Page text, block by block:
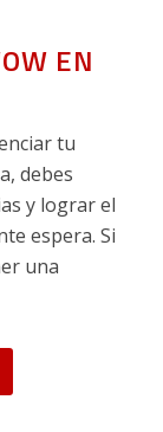
EN
tu
debes
y lograr el
espera. Si
una